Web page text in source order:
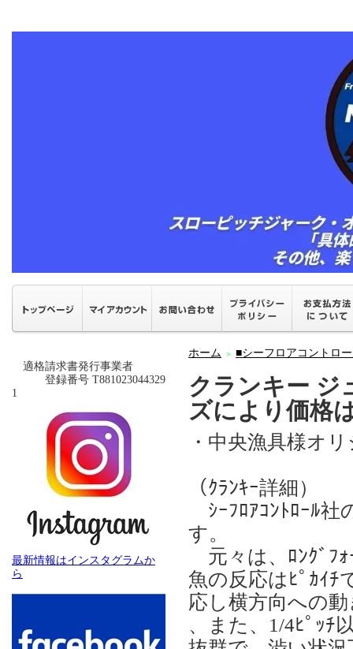
適格請求書発行事業者
登録番号 T881023044329
1
最新情報はインスタグラムか
ら
ホーム ＞ ■シーフロアコントロ
クランキー ジ
ズにより価格
・中央漁具様オ
（ｸﾗﾝｷｰ詳細）
ｼｰﾌﾛｱｺﾝﾄﾛｰﾙ社
す。
元々は、ﾛﾝｸﾞﾌｫ
魚の反応はﾋﾟｶｲﾁ
応し横方向への
、また、1/4ﾋﾟｯﾁ